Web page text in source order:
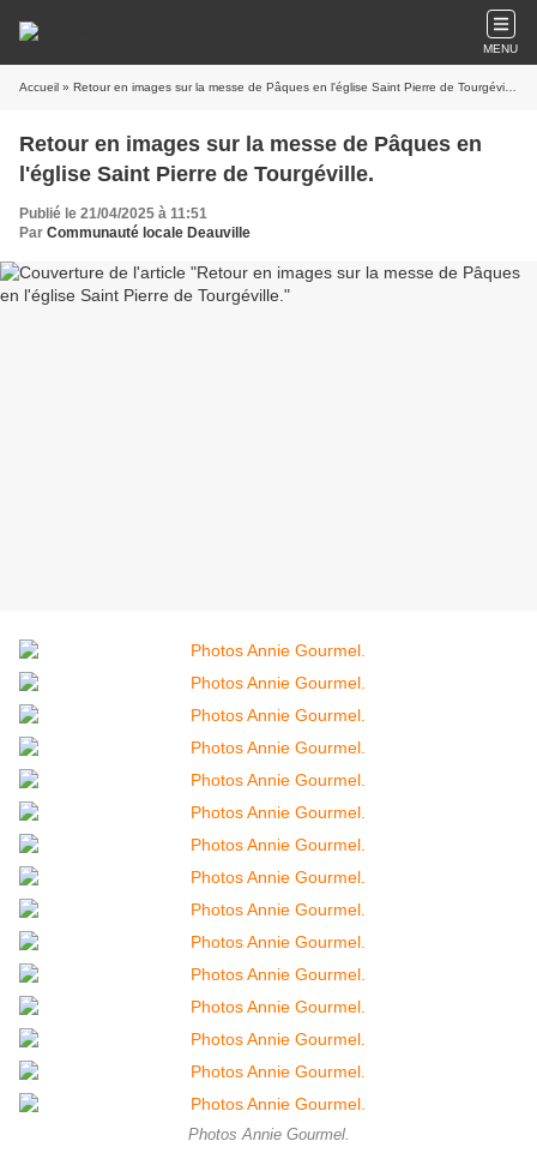
MENU
Accueil » Retour en images sur la messe de Pâques en l'église Saint Pierre de Tourgéville.
Retour en images sur la messe de Pâques en
l'église Saint Pierre de Tourgéville.
Publié le 21/04/2025 à 11:51
Par Communauté locale Deauville
Photos Annie Gourmel.